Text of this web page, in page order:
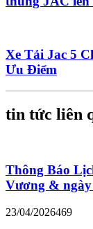
Xe Tải Jac 5
Ưu Điểm
tin tức liên
Thông Báo
Vương & ngày
23/04/2026469